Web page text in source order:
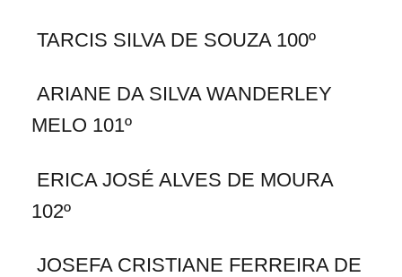
TARCIS SILVA DE SOUZA 100º
ARIANE DA SILVA WANDERLEY
MELO 101º
ERICA JOSÉ ALVES DE MOURA
102º
JOSEFA CRISTIANE FERREIRA DE